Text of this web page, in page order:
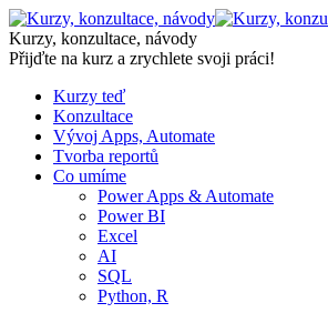
Skip
to
content
Kurzy, konzultace, návody
Přijďte na kurz a zrychlete svoji práci!
Kurzy teď
Konzultace
Vývoj Apps, Automate
Tvorba reportů
Co umíme
Power Apps & Automate
Power BI
Excel
AI
SQL
Python, R